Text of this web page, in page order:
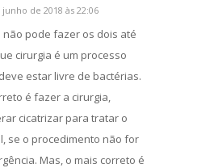
junho de 2018 às 22:06
não pode fazer os dois até
cirurgia é um processo
estar livre de bactérias.
é fazer a cirurgia,
cicatrizar para tratar o
se o procedimento não for
Mas, o mais correto é